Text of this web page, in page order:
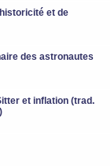
et de
des astronautes
et inflation (trad.